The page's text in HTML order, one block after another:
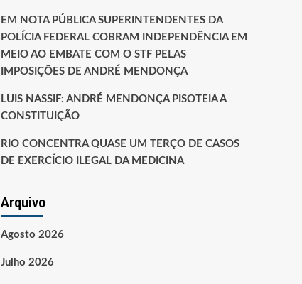
EM NOTA PÚBLICA SUPERINTENDENTES DA
POLÍCIA FEDERAL COBRAM INDEPENDÊNCIA EM
MEIO AO EMBATE COM O STF PELAS
IMPOSIÇÕES DE ANDRÉ MENDONÇA
LUIS NASSIF: ANDRÉ MENDONÇA PISOTEIA A
CONSTITUIÇÃO
RIO CONCENTRA QUASE UM TERÇO DE CASOS
DE EXERCÍCIO ILEGAL DA MEDICINA
Arquivo
Agosto 2026
Julho 2026